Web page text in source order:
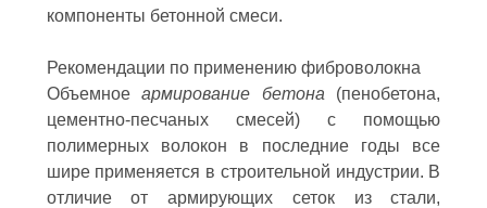
компоненты бетонной смеси.
Рекомендации по применению фиброволокна
Объемноеармирование бетона (пенобетона,
цементно-песчаных смесей) с помощью
полимерных волокон в последние годы все
шире применяется в строительной индустрии. В
отличие от армирующих сеток из стали,